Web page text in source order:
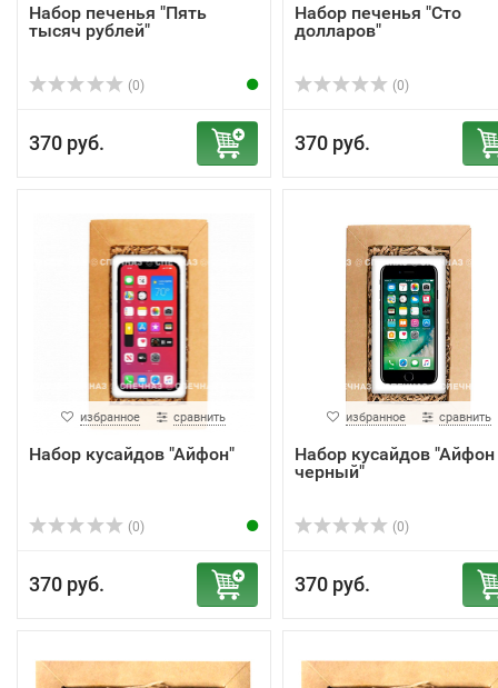
Набор печенья "Пять
тысяч рублей"
(0)
370 руб.
Набор печенья "Сто
долларов"
(0)
370 руб.
избранное сравнить
Набор кусайдов "Айфон"
(0)
370 руб.
избранное сравнить
Набор кусайдов "Айфон
черный"
(0)
370 руб.